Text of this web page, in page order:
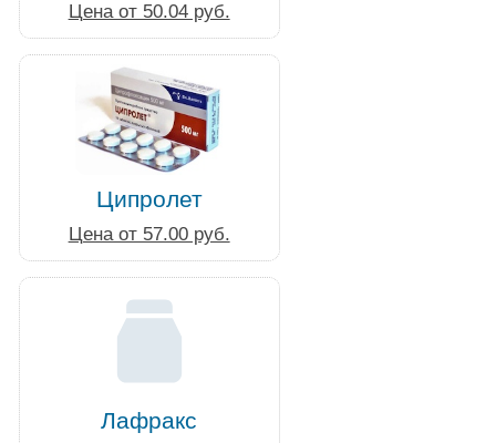
Цена от 50.04 руб.
Ципролет
Цена от 57.00 руб.
Лафракс